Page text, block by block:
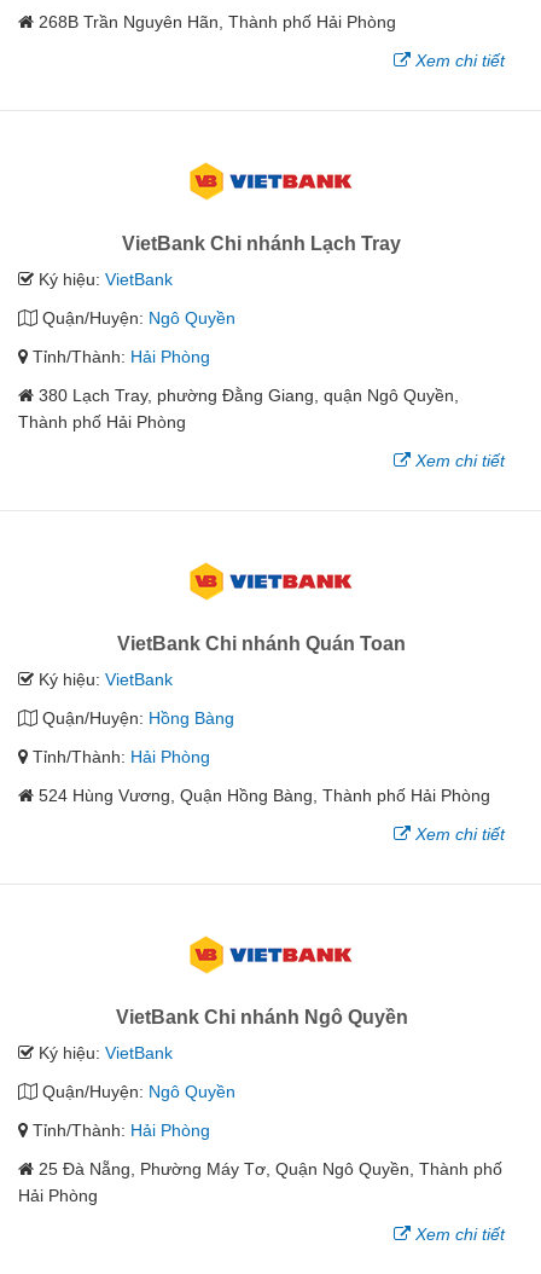
268B Trần Nguyên Hãn, Thành phố Hải Phòng
Xem chi tiết
VietBank Chi nhánh Lạch Tray
Ký hiệu: VietBank
Quận/Huyện: Ngô Quyền
Tỉnh/Thành: Hải Phòng
380 Lạch Tray, phường Đằng Giang, quận Ngô Quyền,
Thành phố Hải Phòng
Xem chi tiết
VietBank Chi nhánh Quán Toan
Ký hiệu: VietBank
Quận/Huyện: Hồng Bàng
Tỉnh/Thành: Hải Phòng
524 Hùng Vương, Quận Hồng Bàng, Thành phố Hải Phòng
Xem chi tiết
VietBank Chi nhánh Ngô Quyền
Ký hiệu: VietBank
Quận/Huyện: Ngô Quyền
Tỉnh/Thành: Hải Phòng
25 Đà Nẵng, Phường Máy Tơ, Quận Ngô Quyền, Thành phố
Hải Phòng
Xem chi tiết